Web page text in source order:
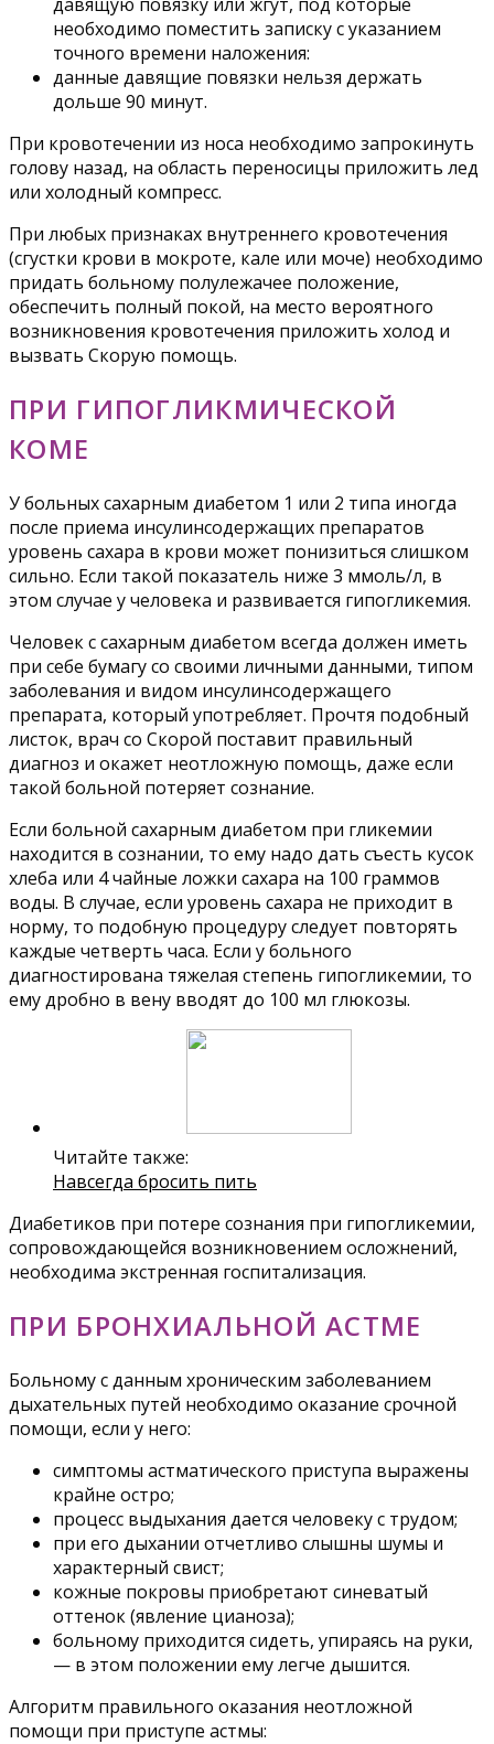
необходимо поместить записку с указанием
точного времени наложения:
данные давящие повязки нельзя держать
дольше 90 минут.
При кровотечении из носа необходимо запрокинуть
голову назад, на область переносицы приложить лед
или холодный компресс.
При любых признаках внутреннего кровотечения
(сгустки крови в мокроте, кале или моче) необходимо
придать больному полулежачее положение,
обеспечить полный покой, на место вероятного
возникновения кровотечения приложить холод и
вызвать Скорую помощь.
ПРИ ГИПОГЛИКМИЧЕСКОЙ
КОМЕ
У больных сахарным диабетом 1 или 2 типа иногда
после приема инсулинсодержащих препаратов
уровень сахара в крови может понизиться слишком
сильно. Если такой показатель ниже 3 ммоль/л, в
этом случае у человека и развивается гипогликемия.
Человек с сахарным диабетом всегда должен иметь
при себе бумагу со своими личными данными, типом
заболевания и видом инсулинсодержащего
препарата, который употребляет. Прочтя подобный
листок, врач со Скорой поставит правильный
диагноз и окажет неотложную помощь, даже если
такой больной потеряет сознание.
Если больной сахарным диабетом при гликемии
находится в сознании, то ему надо дать съесть кусок
хлеба или 4 чайные ложки сахара на 100 граммов
воды. В случае, если уровень сахара не приходит в
норму, то подобную процедуру следует повторять
каждые четверть часа. Если у больного
диагностирована тяжелая степень гипогликемии, то
ему дробно в вену вводят до 100 мл глюкозы.
Читайте также:
Навсегда бросить пить
Диабетиков при потере сознания при гипогликемии,
сопровождающейся возникновением осложнений,
необходима экстренная госпитализация.
ПРИ БРОНХИАЛЬНОЙ АСТМЕ
Больному с данным хроническим заболеванием
дыхательных путей необходимо оказание срочной
помощи, если у него:
симптомы астматического приступа выражены
крайне остро;
процесс выдыхания дается человеку с трудом;
при его дыхании отчетливо слышны шумы и
характерный свист;
кожные покровы приобретают синеватый
оттенок (явление цианоза);
больному приходится сидеть, упираясь на руки,
— в этом положении ему легче дышится.
Алгоритм правильного оказания неотложной
помощи при приступе астмы: